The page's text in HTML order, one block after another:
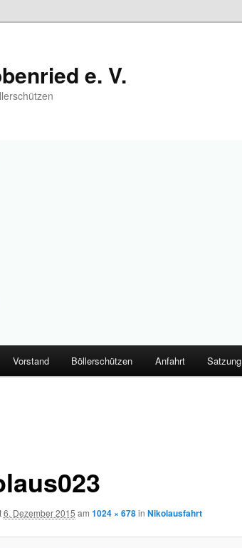
e. V.
Vorstand Böllerschützen Anfahrt Satzung
6. Dezember 2015 am 1024 × 678in Nikolausfahrt